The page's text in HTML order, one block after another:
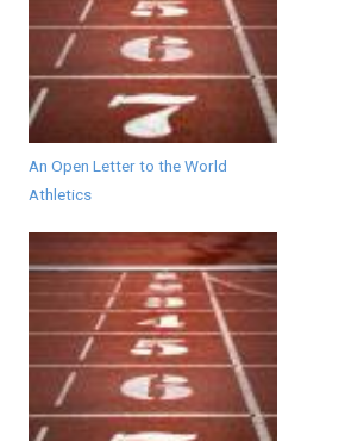
An Open Letter to the World
Athletics